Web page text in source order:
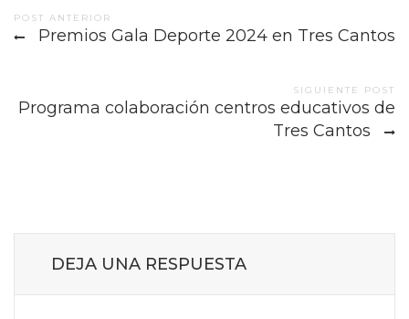
Post
POST ANTERIOR
Premios Gala Deporte 2024 en Tres Cantos
SIGUIENTE POST
Programa colaboración centros educativos de
Tres Cantos
DEJA UNA RESPUESTA